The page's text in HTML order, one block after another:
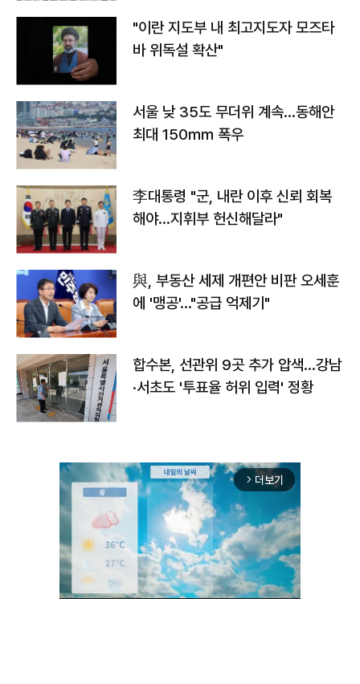
"이란 지도부 내 최고지도자 모즈타
바 위독설 확산"
서울 낮 35도 무더위 계속…동해안
최대 150㎜ 폭우
李대통령 "군, 내란 이후 신뢰 회복
해야…지휘부 헌신해달라"
與, 부동산 세제 개편안 비판 오세훈
에 '맹공'…"공급 억제기"
합수본, 선관위 9곳 추가 압색…강남
·서초도 '투표율 허위 입력' 정황
arrow_forward_ios 더보기